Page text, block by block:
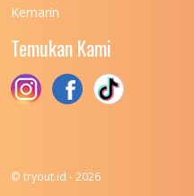
(UPN) VETERAN
UNIVERSITAS
(UPN) VETERAN
UNIVERSITAS
Kemarin
Temukan Kami
© tryout.id - 2026